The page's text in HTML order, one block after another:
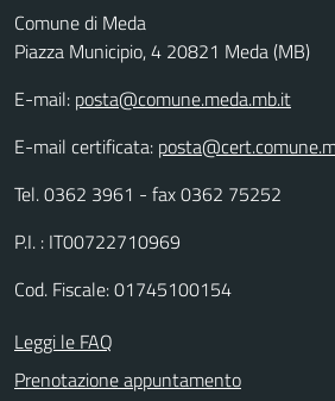
Comune di Meda
Piazza Municipio, 4 20821 Meda (MB)
E-mail: posta@comune.meda.mb.it
E-mail certificata:
Tel. 0362 3961 - fax 0362 75252
P.I. : IT00722710969
Cod. Fiscale: 01745100154
Leggi le FAQ
Prenotazione appuntamento